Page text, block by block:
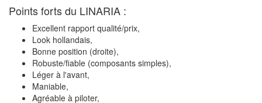
Points forts du LINARIA :
Excellent rapport qualité/prix,
Look hollandais,
Bonne position (droite),
Robuste/fiable (composants simples),
Léger à l'avant,
Maniable,
Agréable à piloter,